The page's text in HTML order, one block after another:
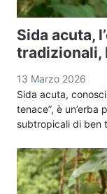
Sida acuta,
tradizionali,
13 Marzo 2026
Sida acuta,
tenace”, è
subtropicali di ben